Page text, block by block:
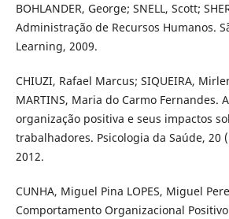
BOHLANDER, George; SNELL, Scott;
Administração de Recursos Humanos.
Learning, 2009.
CHIUZI, Rafael Marcus; SIQUEIRA,
MARTINS, Maria do Carmo Fernandes.
organização positiva e seus impactos
trabalhadores. Psicologia da Saúde, 20
2012.
CUNHA, Miguel Pina LOPES, Miguel
Comportamento Organizacional